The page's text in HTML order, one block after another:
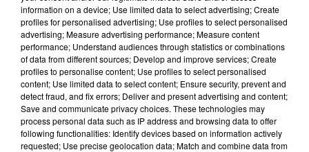
TITRES DIFFUSÉS
16h42
16h42 16h39
16h39
information on a device; Use limited data to select advertising; Create
profiles for personalised advertising; Use profiles to select personalised
advertising; Measure advertising performance; Measure content
performance; Understand audiences through statistics or combinations
of data from different sources; Develop and improve services; Create
profiles to personalise content; Use profiles to select personalised
content; Use limited data to select content; Ensure security, prevent and
detect fraud, and fix errors; Deliver and present advertising and content;
Save and communicate privacy choices. These technologies may
process personal data such as IP address and browsing data to offer
following functionalities: Identify devices based on information actively
requested; Use precise geolocation data; Match and combine data from